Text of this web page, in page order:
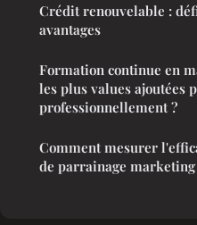
Crédit renouvelable :
avantages
Formation continue en
les plus values ajoutées
professionnellement ?
Comment mesurer
de parrainage marketing